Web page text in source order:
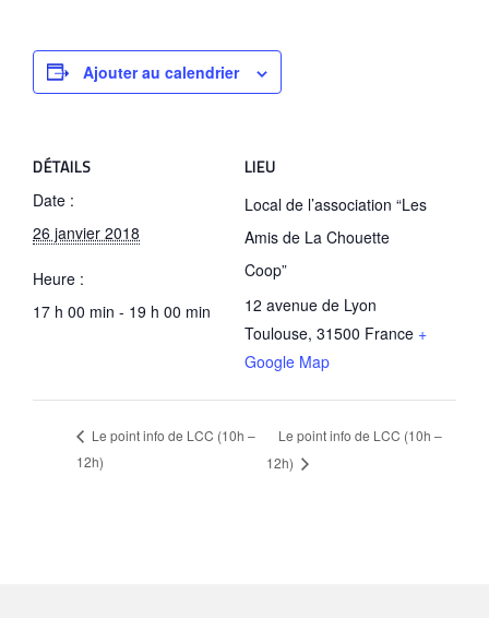
Ajouter au calendrier
DÉTAILS
Date :
26 janvier 2018
Heure :
17 h 00 min - 19 h 00 min
LIEU
Local de l’association “Les
Amis de La Chouette
Coop”
12 avenue de Lyon
Toulouse, 31500 France +
Google Map
Le point info de LCC (10h –
12h)
Le point info de LCC (10h –
12h)